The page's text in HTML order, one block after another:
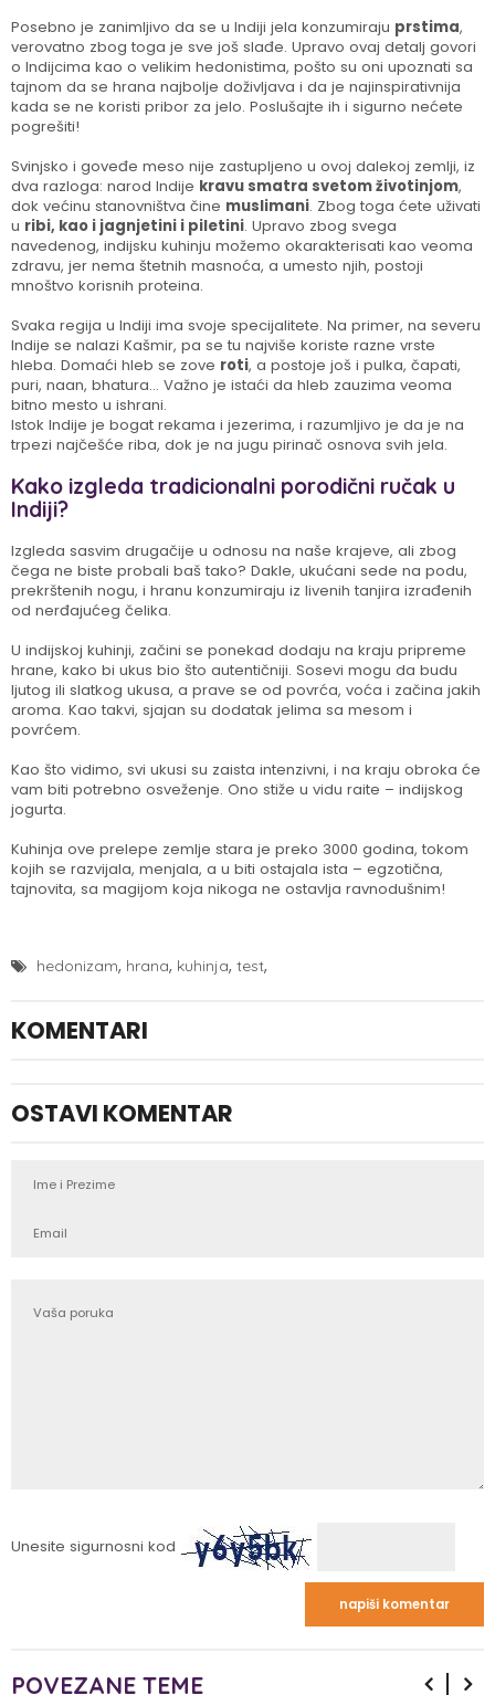
Posebno je zanimljivo da se u Indiji jela konzumiraju prstima,
verovatno zbog toga je sve još slađe. Upravo ovaj detalj govori
o Indijcima kao o velikim hedonistima, pošto su oni upoznati sa
tajnom da se hrana najbolje doživljava i da je najinspirativnija
kada se ne koristi pribor za jelo. Poslušajte ih i sigurno nećete
pogrešiti!
Svinjsko i goveđe meso nije zastupljeno u ovoj dalekoj zemlji, iz
dva razloga: narod Indije kravu smatra svetom životinjom,
dok većinu stanovništva čine muslimani. Zbog toga ćete uživati
u ribi, kao i jagnjetini i piletini. Upravo zbog svega
navedenog, indijsku kuhinju možemo okarakterisati kao veoma
zdravu, jer nema štetnih masnoća, a umesto njih, postoji
mnoštvo korisnih proteina.
Svaka regija u Indiji ima svoje specijalitete. Na primer, na severu
Indije se nalazi Kašmir, pa se tu najviše koriste razne vrste
hleba. Domaći hleb se zove roti, a postoje još i pulka, čapati,
puri, naan, bhatura… Važno je istaći da hleb zauzima veoma
bitno mesto u ishrani.
Istok Indije je bogat rekama i jezerima, i razumljivo je da je na
trpezi najčešće riba, dok je na jugu pirinač osnova svih jela.
Kako izgleda tradicionalni porodični ručak u
Indiji?
Izgleda sasvim drugačije u odnosu na naše krajeve, ali zbog
čega ne biste probali baš tako? Dakle, ukućani sede na podu,
prekrštenih nogu, i hranu konzumiraju iz livenih tanjira izrađenih
od nerđajućeg čelika.
U indijskoj kuhinji, začini se ponekad dodaju na kraju pripreme
hrane, kako bi ukus bio što autentičniji. Sosevi mogu da budu
ljutog ili slatkog ukusa, a prave se od povrća, voća i začina jakih
aroma. Kao takvi, sjajan su dodatak jelima sa mesom i
povrćem.
Kao što vidimo, svi ukusi su zaista intenzivni, i na kraju obroka će
vam biti potrebno osveženje. Ono stiže u vidu raite – indijskog
jogurta.
Kuhinja ove prelepe zemlje stara je preko 3000 godina, tokom
kojih se razvijala, menjala, a u biti ostajala ista – egzotična,
tajnovita, sa magijom koja nikoga ne ostavlja ravnodušnim!
hedonizam, hrana, kuhinja, test,
KOMENTARI
OSTAVI KOMENTAR
Unesite sigurnosni kod
POVEZANE TEME